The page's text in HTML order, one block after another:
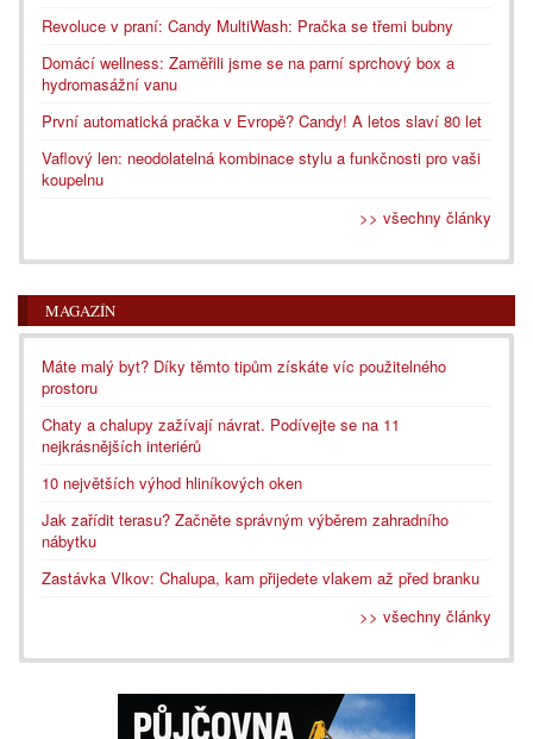
Revoluce v praní: Candy MultiWash: Pračka se třemi bubny
Domácí wellness: Zaměřili jsme se na parní sprchový box a
hydromasážní vanu
První automatická pračka v Evropě? Candy! A letos slaví 80 let
Vaflový len: neodolatelná kombinace stylu a funkčnosti pro vaši
koupelnu
>> všechny články
MAGAZÍN
Máte malý byt? Díky těmto tipům získáte víc použitelného
prostoru
Chaty a chalupy zažívají návrat. Podívejte se na 11
nejkrásnějších interiérů
10 největších výhod hliníkových oken
Jak zařídit terasu? Začněte správným výběrem zahradního
nábytku
Zastávka Vlkov: Chalupa, kam přijedete vlakem až před branku
>> všechny články